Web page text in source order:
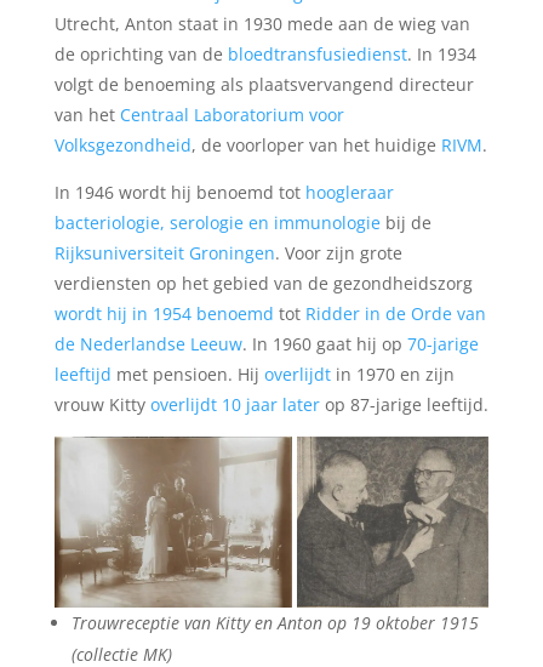
Utrecht, Anton staat in 1930 mede aan de wieg van
de oprichting van de bloedtransfusiedienst. In 1934
volgt de benoeming als plaatsvervangend directeur
van het Centraal Laboratorium voor
Volksgezondheid, de voorloper van het huidige RIVM.
In 1946 wordt hij benoemd tot hoogleraar
bacteriologie, serologie en immunologiebij de
Rijksuniversiteit Groningen. Voor zijn grote
verdiensten op het gebied van de gezondheidszorg
wordt hij in 1954 benoemd tot Ridder in de Orde van
de Nederlandse Leeuw. In 1960 gaat hij op 70-jarige
leeftijd met pensioen. Hij overlijdtin 1970 en zijn
vrouw Kitty overlijdt 10 jaar laterop 87-jarige leeftijd.
Trouwreceptie van Kitty en Anton op 19 oktober 1915
(collectie MK)